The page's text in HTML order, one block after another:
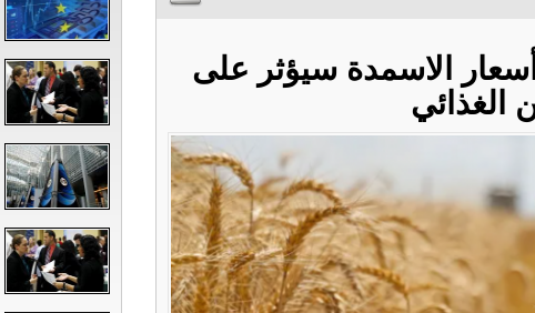
أسعار الاسمدة سيؤثر على
الغذائي